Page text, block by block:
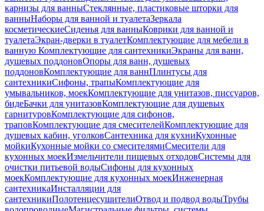
карнизы для ванныСтеклянные, пластиковые шторки для
ванныНаборы для ванной и туалетаЗеркала
косметическиеСиденья для ванныКоврики для ванной и
туалетаЭкран-дверки в туалетКомплектующие для мебели в
ванную Комплектующие для сантехникиЭкраны для ванн,
душевых поддоновОпоры для ванн, душевых
поддоновКомплектующие для ваннПлинтусы для
сантехникиСифоны, трапыКомплектующие для
умывальников, моекКомплектующие для унитазов, писсуаров,
бидеБачки для унитазовКомплектующие для душевых
гарнитуровКомплектующие для сифонов,
траповКомплектующие для смесителейКомплектующие для
душевых кабин, уголковСантехника для кухниКухонные
мойкиКухонные мойки со смесителямиСмесители для
кухонных моекИзмельчители пищевых отходовСистемы для
очистки питьевой водыСифоны для кухонных
моекКомплектующие для кухонных моекИнженерная
сантехникаИнсталляции для
сантехникиПолотенцесушителиОтвод и подвод водыТрубы